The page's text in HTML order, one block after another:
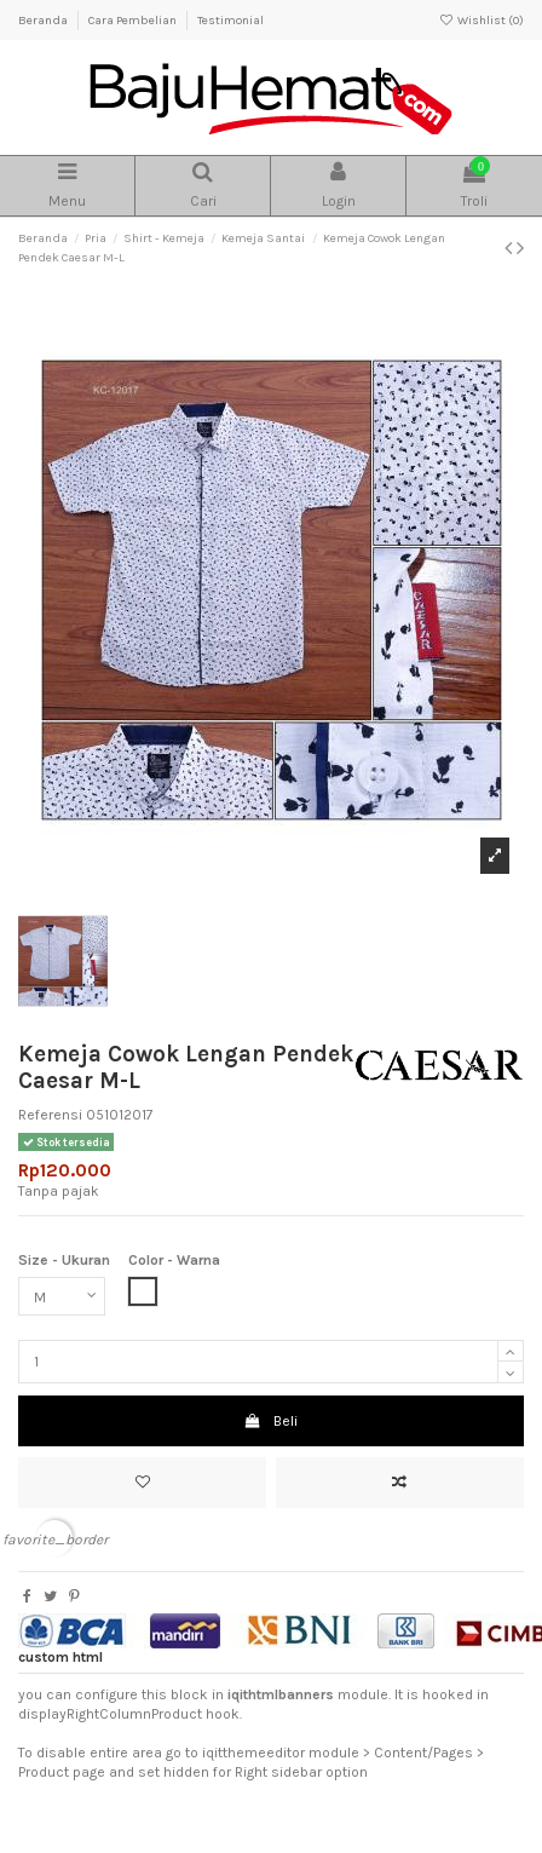
Beranda Cara Pembelian Testimonial Wishlist (0)
Menu Cari Login
0
Troli
Beranda Pria Shirt - Kemeja Kemeja Santai
Kemeja Cowok Lengan
Pendek Caesar M-L
Kemeja Cowok Lengan Pendek
Caesar M-L
Referensi 051012017
Stok tersedia
Rp120.000
Tanpa pajak
Size - Ukuran
Color - Warna
Beli
favorite_border
custom html
you can configure this block in iqithtmlbanners module. It is hooked in
displayRightColumnProduct hook.
To disable entire area go to iqitthemeeditor module > Content/Pages >
Product page and set hidden for Right sidebar option